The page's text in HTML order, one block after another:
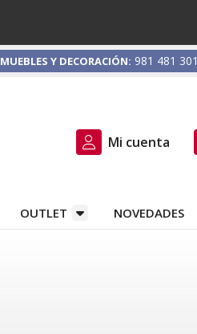
MUEBLES Y DECORACIÓN: 981 481 301
Mi cuenta
OUTLET NOVEDADES